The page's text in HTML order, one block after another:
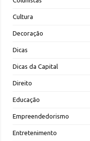
Cultura
Decoração
Dicas
Dicas da Capital
Direito
Educação
Empreendedorismo
Entretenimento